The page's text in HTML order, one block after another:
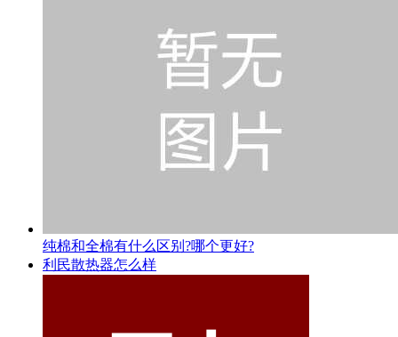
纯棉和全棉有什么区别?哪个更好?
利民散热器怎么样